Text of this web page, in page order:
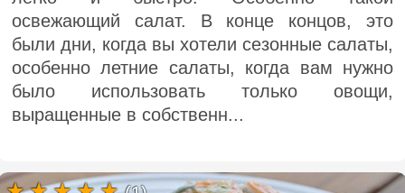
освежающий салат. В конце концов, это
были дни, когда вы хотели сезонные салаты,
особенно летние салаты, когда вам нужно
было использовать только овощи,
выращенные в собственн...